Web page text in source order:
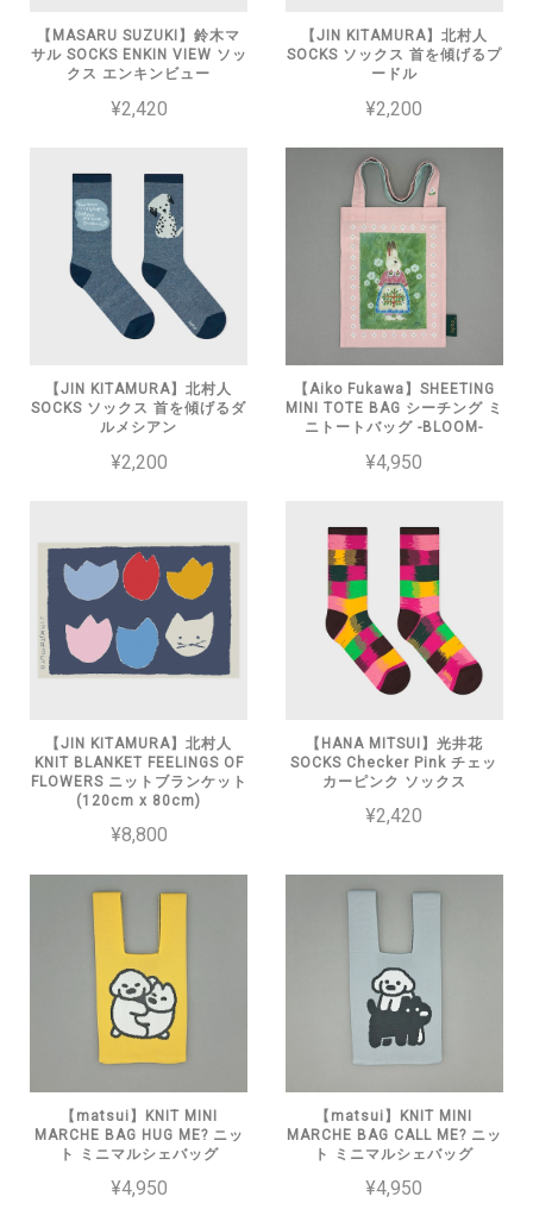
【MASARU SUZUKI】鈴木マ
サル SOCKS ENKIN VIEW ソッ
クス エンキンビュー
¥2,420
【JIN KITAMURA】北村人
SOCKS ソックス 首を傾げるプ
ードル
¥2,200
【JIN KITAMURA】北村人
SOCKS ソックス 首を傾げるダ
ルメシアン
¥2,200
【Aiko Fukawa】SHEETING
MINI TOTE BAG シーチング ミ
ニトートバッグ -BLOOM-
¥4,950
【JIN KITAMURA】北村人
KNIT BLANKET FEELINGS OF
FLOWERS ニットブランケット
(120cm x 80cm)
¥8,800
【HANA MITSUI】光井花
SOCKS Checker Pink チェッ
カーピンク ソックス
¥2,420
【matsui】KNIT MINI
MARCHE BAG HUG ME? ニッ
ト ミニマルシェバッグ
¥4,950
【matsui】KNIT MINI
MARCHE BAG CALL ME? ニッ
ト ミニマルシェバッグ
¥4,950